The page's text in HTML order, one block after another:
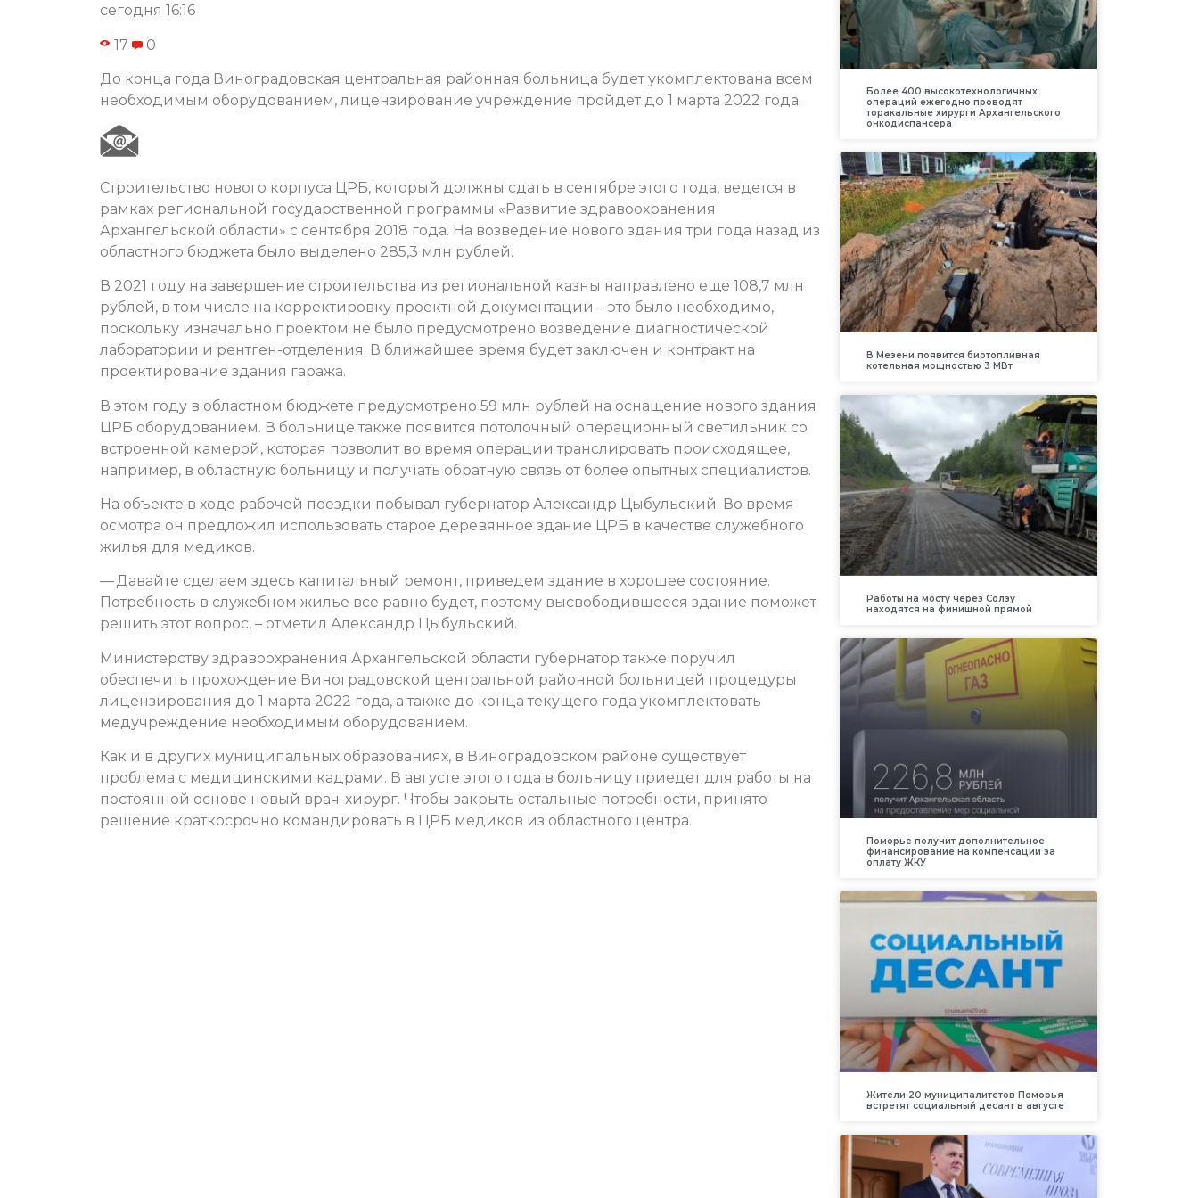
сегодня 16:16
17 0
До конца года Виноградовская центральная районная больница будет укомплектована всем
необходимым оборудованием, лицензирование учреждение пройдет до 1 марта 2022 года.
Строительство нового корпуса ЦРБ, который должны сдать в сентябре этого года, ведется в
рамках региональной государственной программы «Развитие здравоохранения
Архангельской области» с сентября 2018 года. На возведение нового здания три года назад из
областного бюджета было выделено 285,3 млн рублей.
В 2021 году на завершение строительства из региональной казны направлено еще 108,7 млн
рублей, в том числе на корректировку проектной документации – это было необходимо,
поскольку изначально проектом не было предусмотрено возведение диагностической
лаборатории и рентген-отделения. В ближайшее время будет заключен и контракт на
проектирование здания гаража.
В этом году в областном бюджете предусмотрено 59 млн рублей на оснащение нового здания
ЦРБ оборудованием. В больнице также появится потолочный операционный светильник со
встроенной камерой, которая позволит во время операции транслировать происходящее,
например, в областную больницу и получать обратную связь от более опытных специалистов.
На объекте в ходе рабочей поездки побывал губернатор Александр Цыбульский. Во время
осмотра он предложил использовать старое деревянное здание ЦРБ в качестве служебного
жилья для медиков.
— Давайте сделаем здесь капитальный ремонт, приведем здание в хорошее состояние.
Потребность в служебном жилье все равно будет, поэтому высвободившееся здание поможет
решить этот вопрос, – отметил Александр Цыбульский.
Министерству здравоохранения Архангельской области губернатор также поручил
обеспечить прохождение Виноградовской центральной районной больницей процедуры
лицензирования до 1 марта 2022 года, а также до конца текущего года укомплектовать
медучреждение необходимым оборудованием.
Как и в других муниципальных образованиях, в Виноградовском районе существует
проблема с медицинскими кадрами. В августе этого года в больницу приедет для работы на
постоянной основе новый врач-хирург. Чтобы закрыть остальные потребности, принято
решение краткосрочно командировать в ЦРБ медиков из областного центра.
Более 400 высокотехнологичных
операций ежегодно проводят
торакальные хирурги Архангельского
онкодиспансера
В Мезени появится биотопливная
котельная мощностью 3 МВт
Работы на мосту через Солзу
находятся на финишной прямой
Поморье получит дополнительное
финансирование на компенсации за
оплату ЖКУ
Жители 20 муниципалитетов Поморья
встретят социальный десант в августе